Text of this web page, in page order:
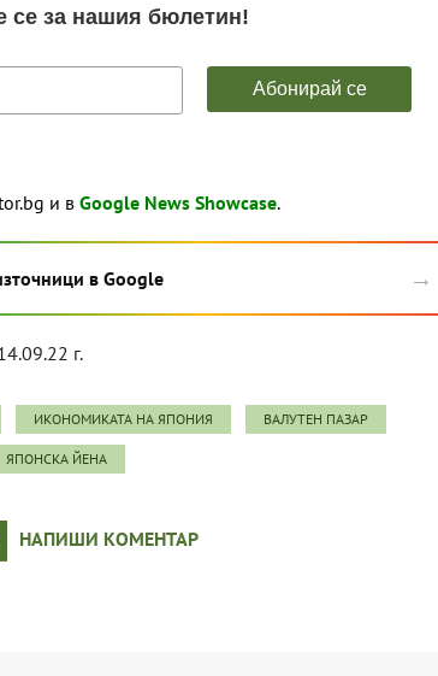
и в Google News Showcase.
в Google →
г.
ИКОНОМИКАТА НА ЯПОНИЯ ВАЛУТЕН ПАЗАР
ЯПОНСКА ЙЕНА
НАПИШИ КОМЕНТАР